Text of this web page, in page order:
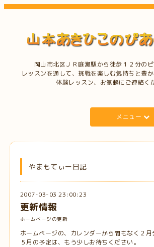
岡山市北区ＪＲ庭瀬駅から徒歩１２分の
レッスンを通して、挑戦を楽しむ気持ちと豊
体験レッスン、お気軽にご連絡く
メニュー
やまもてぃー日記
2007-03-03 23:00:23
更新情報
ホームページの更新
ホームページの、カレンダーから間もなく２月
５月の予定は、もう少しお待ちください。